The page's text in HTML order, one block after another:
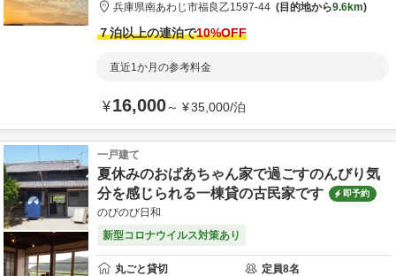
兵庫県南あわじ市福良乙1597-44 目的地から9.6km
７泊以上の連泊で10%OFF
直近1か月の参考料金
¥16,000～ ¥35,000/泊
一戸建て
夏休みのおばあちゃん家で過ごすのんびり気
分を感じられる一棟貸の古民家です
即予約
のびのび日和
新型コロナウイルス対策あり
丸ごと貸切 定員8名